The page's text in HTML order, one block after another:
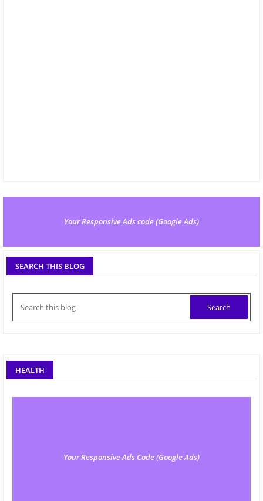
Your Responsive Ads code (Google Ads)
SEARCH THIS BLOG
HEALTH
Your Responsive Ads Code (Google Ads)